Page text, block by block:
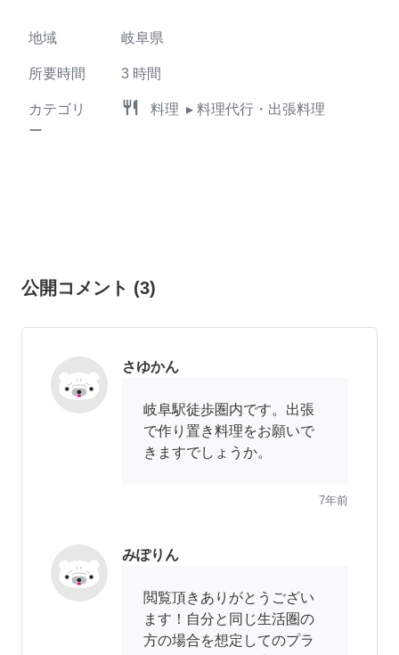
地域 岐阜県
所要時間 3 時間
カテゴリ
ー
restaurant 料理 ▸ 料理代行・出張料理
公開コメント (3)
さゆかん
岐阜駅徒歩圏内です。出張
で作り置き料理をお願いで
きますでしょうか。
7年前
みぽりん
閲覧頂きありがとうござい
ます！自分と同じ生活圏の
方の場合を想定してのプラ